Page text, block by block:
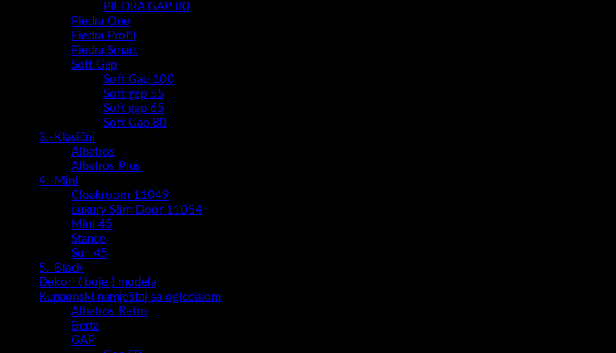
PIEDRA GAP 80
Piedra One
Piedra Profil
Piedra Smart
Soft Gap
Soft Gap 100
Soft gap 55
Soft gap 65
Soft Gap 80
3.-Klasični
Albatros
Albatros Plus
4.-Mini
Cloakroom 11049
Luxury Slim Door 11054
Mini 45
Stance
Sun 45
5.-Black
Dekori ( boje ) modela
Kupaonski namještaj sa ogledalom
Albatros Retro
Berta
GAP